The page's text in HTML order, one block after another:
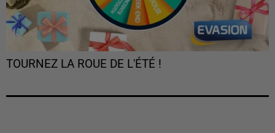
TOURNEZ LA ROUE DE L'ÉTÉ !